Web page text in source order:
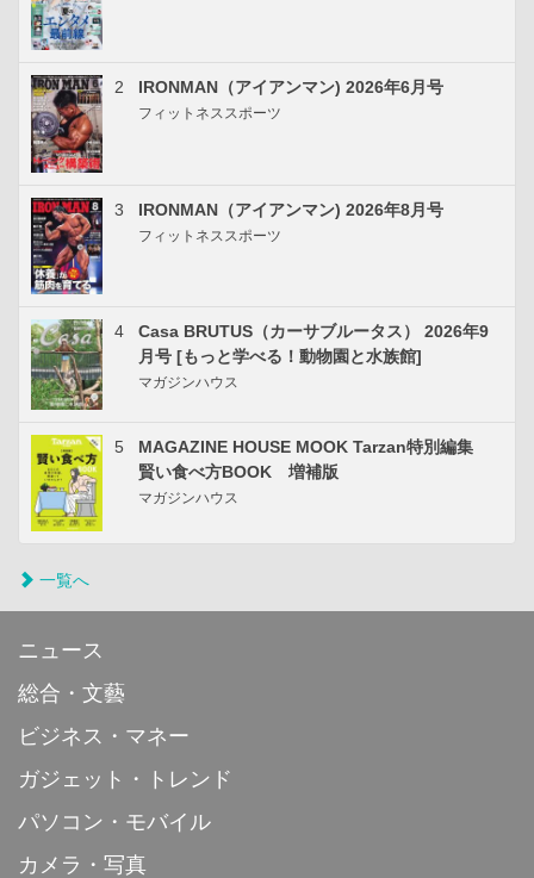
2 IRONMAN（アイアンマン) 2026年6月号
フィットネススポーツ
3 IRONMAN（アイアンマン) 2026年8月号
フィットネススポーツ
4
Casa BRUTUS（カーサブルータス） 2026年9
月号 [もっと学べる！動物園と水族館]
マガジンハウス
5
MAGAZINE HOUSE MOOK Tarzan特別編集
賢い食べ方BOOK 増補版
マガジンハウス
一覧へ
ニュース
総合・文藝
ビジネス・マネー
ガジェット・トレンド
パソコン・モバイル
カメラ・写真